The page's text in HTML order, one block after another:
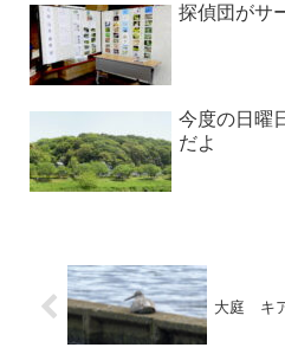
探偵団がサ
今度の日曜
だよ
大庭 キ